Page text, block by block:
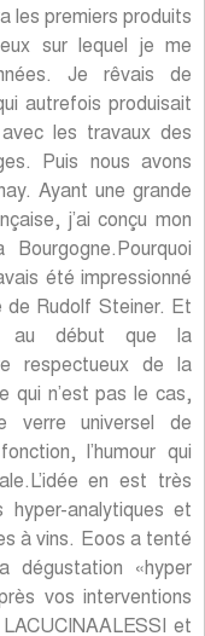
les premiers produits
sur lequel je me
Je rêvais de
autrefois produisait
les travaux des
Puis nous avons
Ayant une grande
j’ai conçu mon
été impressionné
Rudolf Steiner. Et
au début que la
respectueux de la
qui n’est pas le cas,
verre universel de
l’humour qui
en est très
analytiques et
à vins. Eoos a tenté
dégustation «hyper
vos interventions
et